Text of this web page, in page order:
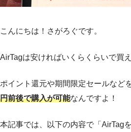
こんにちは！さがろぐです。
AirTagは安ければいくらくらいで買
ポイント還元や期間限定セールなど
円前後で購入が可能なんですよ！
本記事では、以下の内容で「AirTag